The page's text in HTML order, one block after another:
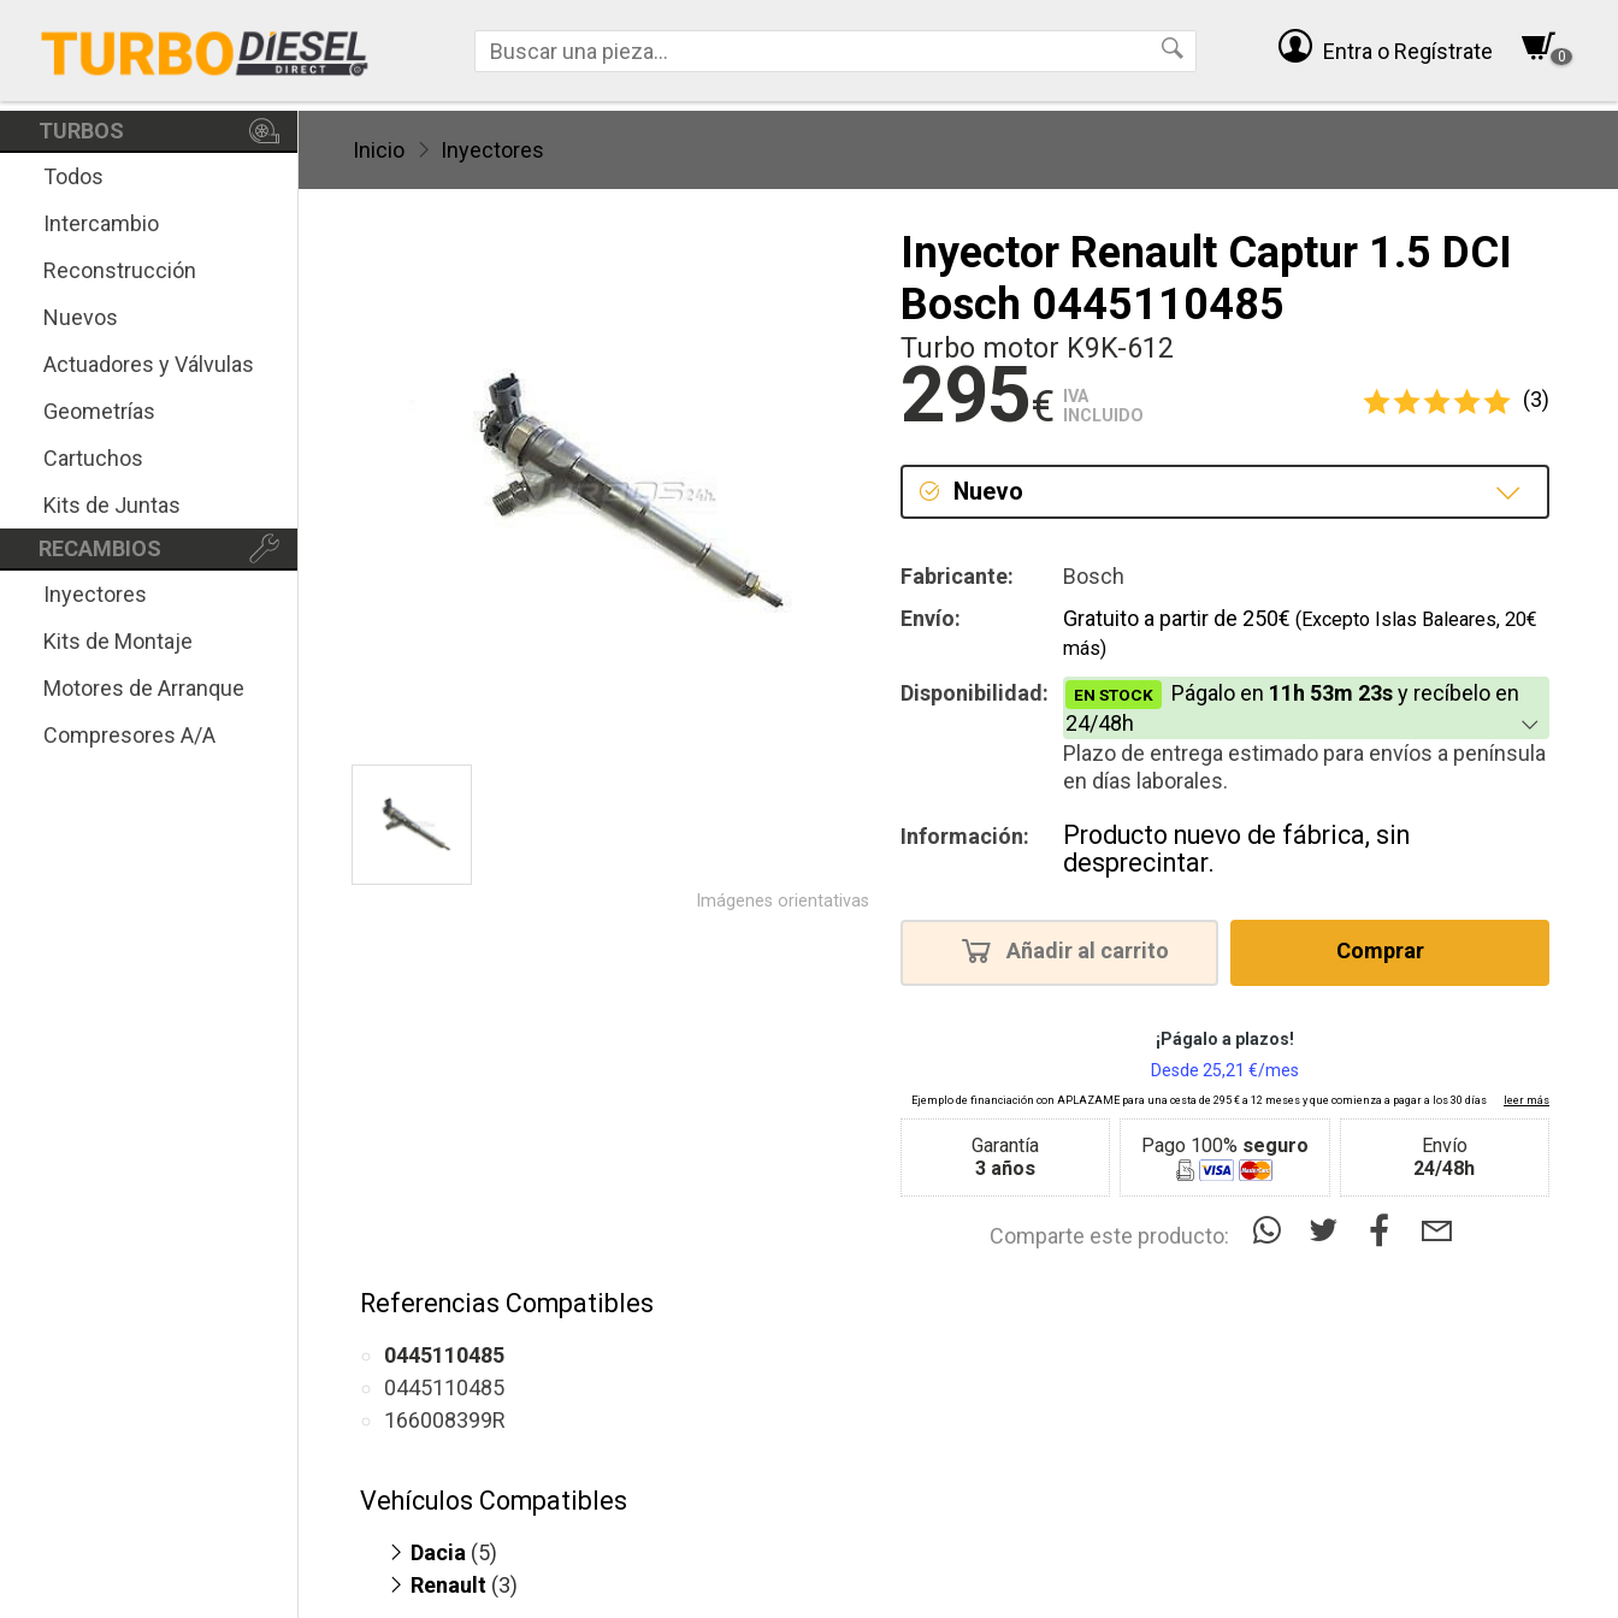
Entra o Regístrate 0
TURBOS
Todos
Intercambio
Reconstrucción
Nuevos
Actuadores y Válvulas
Geometrías
Cartuchos
Kits de Juntas
RECAMBIOS
Inyectores
Kits de Montaje
Motores de Arranque
Compresores A/A
Inicio Inyectores
Inyector Renault Captur 1.5 DCI
Bosch 0445110485
Turbo motor K9K-612
295€
IVA
INCLUIDO
(3)
Nuevo
Fabricante:
Bosch
Envío:
Gratuito a partir de 250€ (Excepto Islas Baleares, 20€
más)
Disponibilidad: EN STOCK Págalo en 11h 53m 22sy recíbelo en
24/48h
Plazo de entrega estimado para envíos a península
en días laborales.
Información:
Producto nuevo de fábrica, sin
desprecintar.
Añadir al carrito Comprar
Garantía
3 años
Pago 100% seguro
Envío
24/48h
Comparte este producto:
Imágenes orientativas
Referencias Compatibles
0445110485
0445110485
166008399R
Vehículos Compatibles
Dacia (5)
Dokker 1.5 DCI
Renault (3)